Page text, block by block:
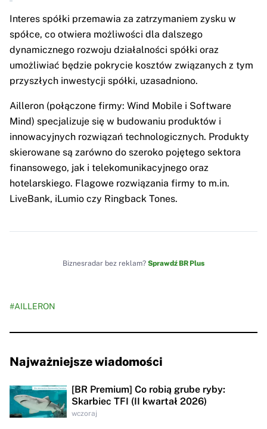
Interes spółki przemawia za zatrzymaniem zysku w
spółce, co otwiera możliwości dla dalszego
dynamicznego rozwoju działalności spółki oraz
umożliwiać będzie pokrycie kosztów związanych z tym
przyszłych inwestycji spółki, uzasadniono.
Ailleron (połączone firmy: Wind Mobile i Software
Mind) specjalizuje się w budowaniu produktów i
innowacyjnych rozwiązań technologicznych. Produkty
skierowane są zarówno do szeroko pojętego sektora
finansowego, jak i telekomunikacyjnego oraz
hotelarskiego. Flagowe rozwiązania firmy to m.in.
LiveBank, iLumio czy Ringback Tones.
Biznesradar bez reklam? Sprawdź BR Plus
#AILLERON
Najważniejsze wiadomości
[BR Premium] Co robią grube ryby:
Skarbiec TFI (II kwartał 2026)
wczoraj